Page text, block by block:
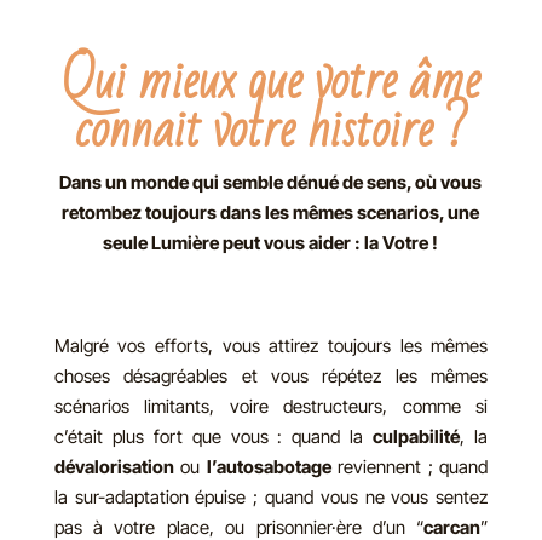
Qui mieux que votre âme
connait votre histoire ?
Dans un monde qui semble dénué de sens, où vous
retombez toujours dans les mêmes scenarios, une
seule Lumière peut vous aider : la Votre !
Malgré vos efforts, vous attirez toujours les mêmes
choses désagréables et vous répétez les mêmes
scénarios limitants, voire destructeurs, comme si
c’était plus fort que vous : quand laculpabilité, la
dévalorisationou l’autosabotagereviennent ; quand
la sur-adaptation épuise ; quand vous ne vous sentez
pas à votre place, ou prisonnier·ère d’un “carcan”